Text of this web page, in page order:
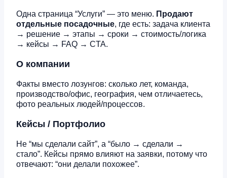
Одна страница “Услуги” — это меню. Продают
отдельные посадочные, где есть: задача клиента
→ решение → этапы → сроки → стоимость/логика
→ кейсы → FAQ → CTA.
О компании
Факты вместо лозунгов: сколько лет, команда,
производство/офис, география, чем отличаетесь,
фото реальных людей/процессов.
Кейсы / Портфолио
Не “мы сделали сайт”, а “было → сделали →
стало”. Кейсы прямо влияют на заявки, потому что
отвечают: “они делали похожее”.